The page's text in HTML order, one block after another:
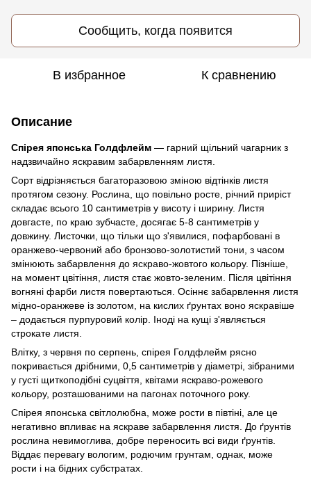
Сообщить, когда появится
В избранное К сравнению
Описание
Спірея японська Голдфлейм — гарний щільний чагарник з
надзвичайно яскравим забарвленням листя.
Сорт відрізняється багаторазовою зміною відтінків листя
протягом сезону. Рослина, що повільно росте, річний приріст
складає всього 10 сантиметрів у висоту і ширину. Листя
довгасте, по краю зубчасте, досягає 5-8 сантиметрів у
довжину. Листочки, що тільки що з'явилися, пофарбовані в
оранжево-червоний або бронзово-золотистий тони, з часом
змінюють забарвлення до яскраво-жовтого кольору. Пізніше,
на момент цвітіння, листя стає жовто-зеленим. Після цвітіння
вогняні фарби листя повертаються. Осіннє забарвлення листя
мідно-оранжеве із золотом, на кислих ґрунтах воно яскравіше
– додається пурпуровий колір. Іноді на кущі з'являється
строкате листя.
Влітку, з червня по серпень, спірея Голдфлейм рясно
покривається дрібними, 0,5 сантиметрів у діаметрі, зібраними
у густі щиткоподібні суцвіття, квітами яскраво-рожевого
кольору, розташованими на пагонах поточного року.
Спірея японська світлолюбна, може рости в півтіні, але це
негативно впливає на яскраве забарвлення листя. До ґрунтів
рослина невимоглива, добре переносить всі види ґрунтів.
Віддає перевагу вологим, родючим грунтам, однак, може
рости і на бідних субстратах.